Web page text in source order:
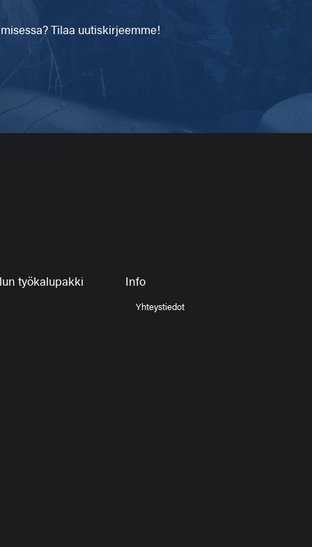
Tilaa uutiskirjeemme!
työkalupakki Info
Yhteystiedot